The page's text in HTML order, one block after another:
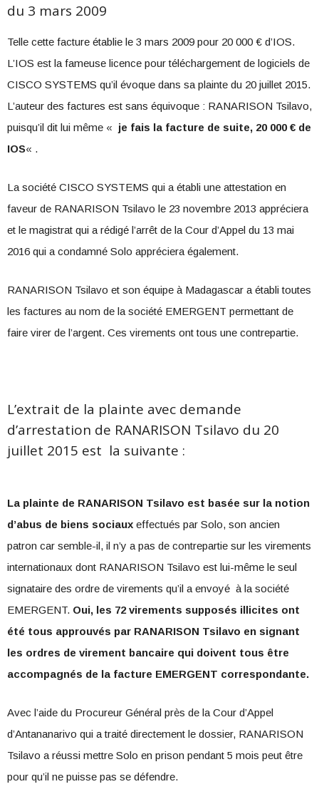
du 3 mars 2009
Telle cette facture établie le 3 mars 2009 pour 20 000 € d’IOS.
L’IOS est la fameuse licence pour téléchargement de logiciels de
CISCO SYSTEMS qu’il évoque dans sa plainte du 20 juillet 2015.
L’auteur des factures est sans équivoque : RANARISON Tsilavo,
puisqu’il dit lui même « je fais la facture de suite, 20 000 € de
IOS« .
La société CISCO SYSTEMS qui a établi une attestation en
faveur de RANARISON Tsilavo le 23 novembre 2013 appréciera
et le magistrat qui a rédigé l’arrêt de la Cour d’Appel du 13 mai
2016 qui a condamné Solo appréciera également.
RANARISON Tsilavo et son équipe à Madagascar a établi toutes
les factures au nom de la société EMERGENT permettant de
faire virer de l’argent. Ces virements ont tous une contrepartie.
L’extrait de la plainte avec demande
d’arrestation de RANARISON Tsilavo du 20
juillet 2015 est la suivante :
La plainte de RANARISON Tsilavo est basée sur la notion
d’abus de biens sociaux effectués par Solo, son ancien
patron car semble-il, il n’y a pas de contrepartie sur les virements
internationaux dont RANARISON Tsilavo est lui-même le seul
signataire des ordre de virements qu’il a envoyé à la société
EMERGENT. Oui, les 72 virements supposés illicites ont
été tous approuvés par RANARISON Tsilavo en signant
les ordres de virement bancaire qui doivent tous être
accompagnés de la facture EMERGENT correspondante.
Avec l’aide du Procureur Général près de la Cour d’Appel
d’Antananarivo qui a traité directement le dossier, RANARISON
Tsilavo a réussi mettre Solo en prison pendant 5 mois peut être
pour qu’il ne puisse pas se défendre.